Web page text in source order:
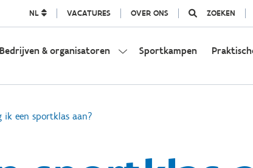
NL VACATURES OVER ONS ZOEKEN
Bedrijven & organisatoren Sportkampen
ik een sportklas aan?